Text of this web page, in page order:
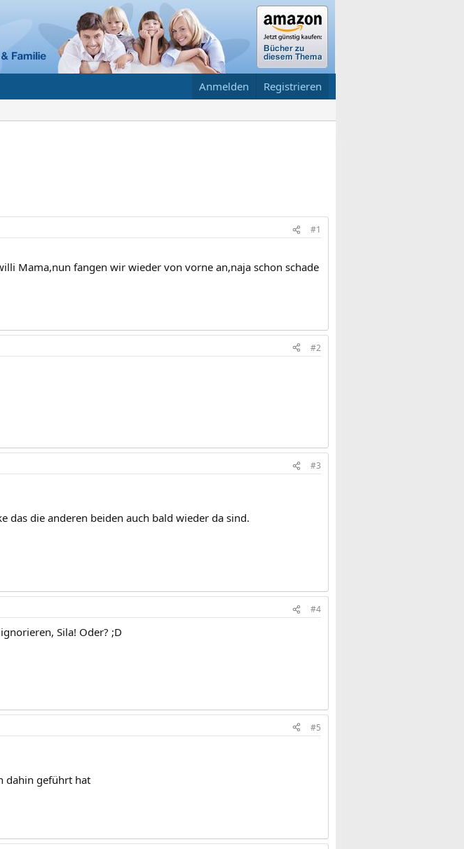
Anmelden Registrieren
#1
Mama,nun fangen wir wieder von vorne an,naja schon schade
#2
#3
das die anderen beiden auch bald wieder da sind.
#4
Sila! Oder? ;D
#5
dahin geführt hat